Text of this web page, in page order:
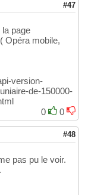
#47
page
Opéra mobile,
version-
de-150000-
0
0
#48
pas pu le voir.